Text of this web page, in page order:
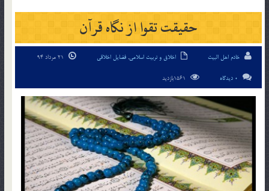
حقيقت تقوا از نگاه قرآن
خادم اهل البیت اخلاق و تربیت اسلامی, فضایل اخلاقی
0 دیدگاه